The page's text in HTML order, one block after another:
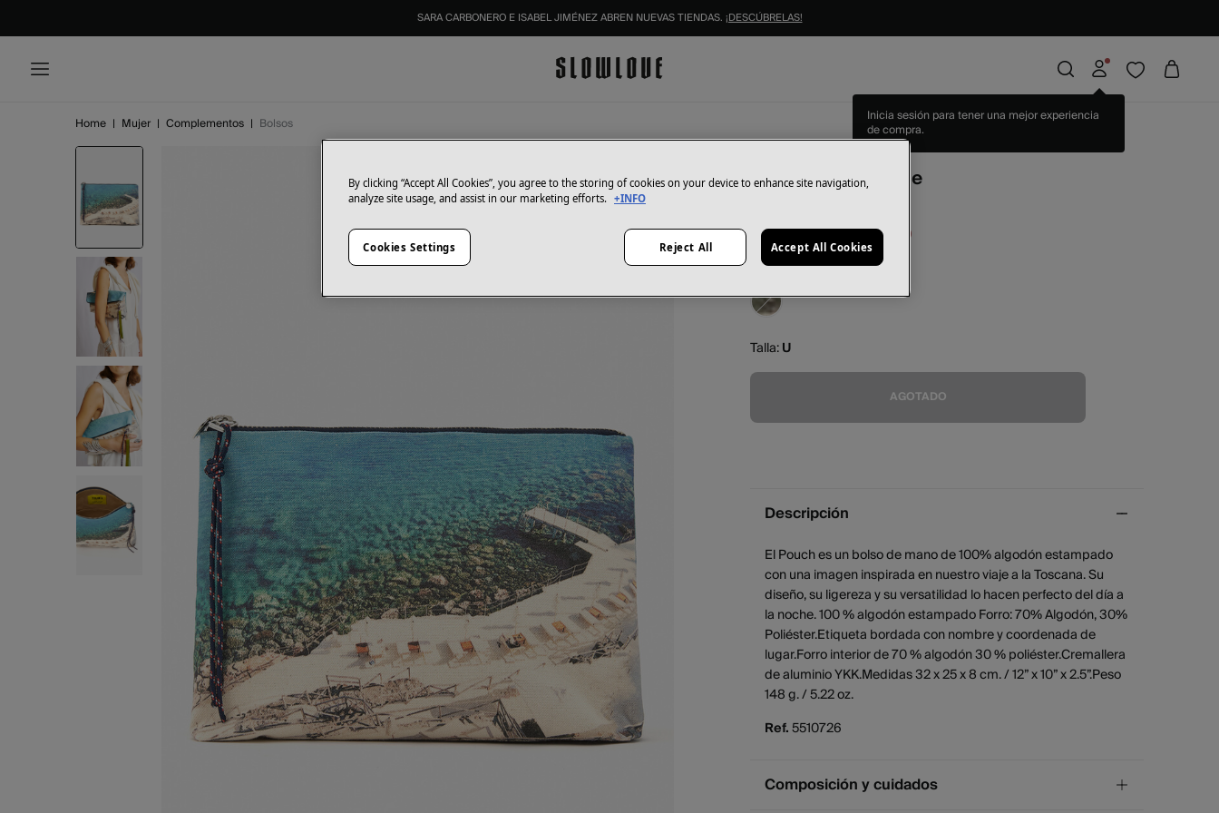
SARA CARBONERO E ISABEL JIMÉNEZ ABREN NUEVAS TIENDAS. ¡DESCÚBRELAS!
Inicia sesión para tener una mejor experiencia
de compra.
Home | Mujer | Complementos | Bolsos
Pouch Acqua Dolce
80,00 €Ahorras16,01 €
Color:Azul
Talla:U
AGOTADO
Descripción
El Pouch es un bolso de mano de 100% algodón estampado
con una imagen inspirada en nuestro viaje a la Toscana. Su
diseño, su ligereza y su versatilidad lo hacen perfecto del día a
la noche. 100 % algodón estampado Forro: 70% Algodón, 30%
Poliéster.Etiqueta bordada con nombre y coordenada de
lugar.Forro interior de 70 % algodón 30 % poliéster.Cremallera
de aluminio YKK.Medidas 32 x 25 x 8 cm. / 12” x 10” x 2.5”.Peso
148 g. / 5.22 oz.
Ref.5510726
Composición y cuidados
By clicking “Accept All Cookies”, you agree to the storing of cookies on your device to enhance site navigation,
analyze site usage, and assist in our marketing efforts. +INFO
Cookies Settings Reject All Accept All Cookies